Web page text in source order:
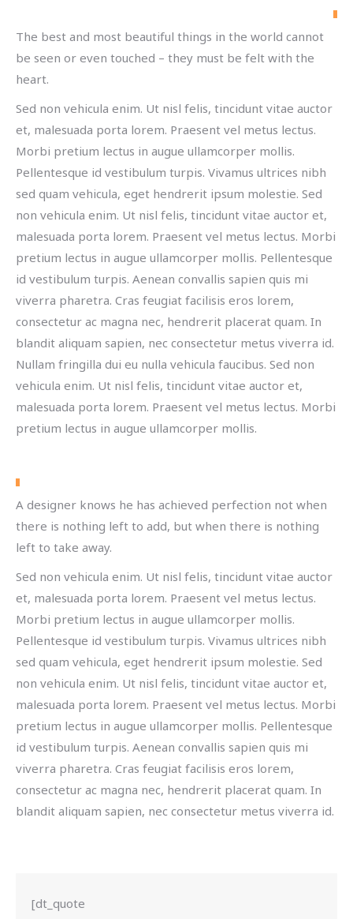
The best and most beautiful things in the world cannot
be seen or even touched – they must be felt with the
heart.
Sed non vehicula enim. Ut nisl felis, tincidunt vitae auctor
et, malesuada porta lorem. Praesent vel metus lectus.
Morbi pretium lectus in augue ullamcorper mollis.
Pellentesque id vestibulum turpis. Vivamus ultrices nibh
sed quam vehicula, eget hendrerit ipsum molestie. Sed
non vehicula enim. Ut nisl felis, tincidunt vitae auctor et,
malesuada porta lorem. Praesent vel metus lectus. Morbi
pretium lectus in augue ullamcorper mollis. Pellentesque
id vestibulum turpis. Aenean convallis sapien quis mi
viverra pharetra. Cras feugiat facilisis eros lorem,
consectetur ac magna nec, hendrerit placerat quam. In
blandit aliquam sapien, nec consectetur metus viverra id.
Nullam fringilla dui eu nulla vehicula faucibus. Sed non
vehicula enim. Ut nisl felis, tincidunt vitae auctor et,
malesuada porta lorem. Praesent vel metus lectus. Morbi
pretium lectus in augue ullamcorper mollis.
A designer knows he has achieved perfection not when
there is nothing left to add, but when there is nothing
left to take away.
Sed non vehicula enim. Ut nisl felis, tincidunt vitae auctor
et, malesuada porta lorem. Praesent vel metus lectus.
Morbi pretium lectus in augue ullamcorper mollis.
Pellentesque id vestibulum turpis. Vivamus ultrices nibh
sed quam vehicula, eget hendrerit ipsum molestie. Sed
non vehicula enim. Ut nisl felis, tincidunt vitae auctor et,
malesuada porta lorem. Praesent vel metus lectus. Morbi
pretium lectus in augue ullamcorper mollis. Pellentesque
id vestibulum turpis. Aenean convallis sapien quis mi
viverra pharetra. Cras feugiat facilisis eros lorem,
consectetur ac magna nec, hendrerit placerat quam. In
blandit aliquam sapien, nec consectetur metus viverra id.
[dt_quote